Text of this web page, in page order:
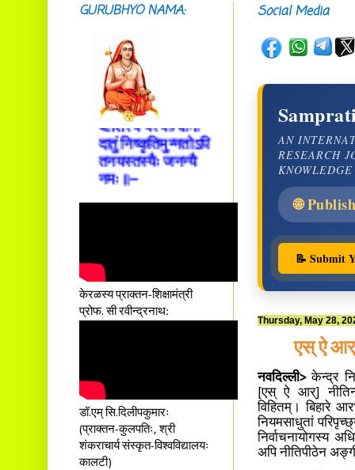
Social Media
AN
RESEARCH
🌐
📝 Submit
Thursday, May 28,
एस् ऐ आर्
नवदिल्ली>केन्द्र
[एस् ऐ आर्]
विहितम्। बिहारे
नियमसाधुतां
निर्वाचनायोगस्य
अपि नीतिपीठेन
GURUBHYO NAMA:
प्रसूतिसमये दुर्वारशूलव्यथा
नैरुच्यं तनुशोषणं मलमयी
शय्या च सांवत्सरी ।
एकस्यापि न गर्भ-भार-भरण-
क्लेशस्य यस्याः क्षमो
दातुं निष्कृतिमुन्नतोऽपि
तनयस्तस्यैः जनन्यै
नमः॥–
केरळस्य प्राक्तन-शिक्षामंत्री
प्रोफ. सी रवीन्द्रनाथ:
डॉ.एम् सि.दिलीपकुमारः
(प्राक्तन-कुलपतिः, श्री
शंकराचार्य संस्कृत-विश्वविद्यालयः
कालटी)